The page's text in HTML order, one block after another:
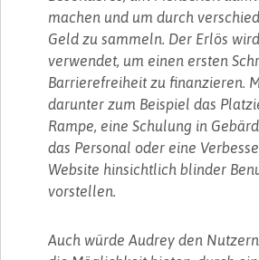
machen und um durch
Geld zu sammeln. Der Erlös
verwendet, um einen ersten
Barrierefreiheit zu finanzieren.
darunter zum Beispiel das
Rampe, eine Schulung in
das Personal oder eine
Website hinsichtlich blinder
vorstellen.
Auch würde Audrey den